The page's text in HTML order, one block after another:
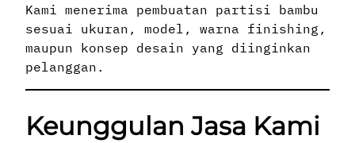
Kami menerima pembuatan partisi bambu
sesuai ukuran, model, warna finishing,
maupun konsep desain yang diinginkan
pelanggan.
Keunggulan Jasa Kami